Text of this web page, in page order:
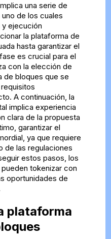
una serie de
de los cuales
y ejecución
la plataforma de
hasta garantizar el
es crucial para el
con la elección de
de bloques que se
A continuación, la
implica experiencia
clara de la propuesta
garantizar el
ya que requiere
de las regulaciones
estos pasos, los
tokenizar con
oportunidades de
plataforma